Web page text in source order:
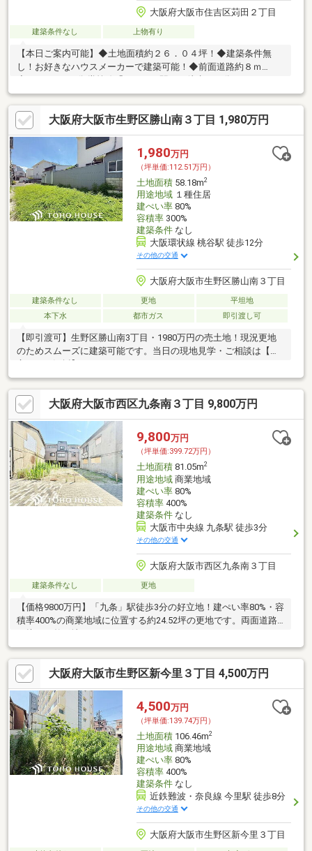
大阪府大阪市住吉区苅田２丁目
建築条件なし 上物有り
【本日ご案内可能】◆土地面積約２６．０４坪！◆建築条件無
し！お好きなハウスメーカーで建築可能！◆前面道路約８ｍ
大阪府大阪市生野区勝山南３丁目 1,980万円
1,980万円
（坪単価:112.51万円）
土地面積58.18m2
用途地域１種住居
建ぺい率80%
容積率300%
建築条件なし
大阪環状線 桃谷駅 徒歩12分
その他の交通
大阪府大阪市生野区勝山南３丁目
建築条件なし 更地
平坦地
本下水
都市ガス 即引渡し可
【即引渡可】生野区勝山南3丁目・1980万円の売土地！現況更地
のためスムーズに建築可能です。当日の現地見学・ご相談は【東
大阪府大阪市西区九条南３丁目 9,800万円
9,800万円
（坪単価:399.72万円）
土地面積81.05m2
用途地域商業地域
建ぺい率80%
容積率400%
建築条件なし
大阪市中央線 九条駅 徒歩3分
その他の交通
大阪府大阪市西区九条南３丁目
建築条件なし 更地
【価格9800万円】「九条」駅徒歩3分の好立地！建ぺい率80%・容
積率400%の商業地域に位置する約24.52坪の更地です。両面道路
に接する整形地です。
大阪府大阪市生野区新今里３丁目 4,500万円
4,500万円
（坪単価:139.74万円）
土地面積106.46m2
用途地域商業地域
建ぺい率80%
容積率400%
建築条件なし
近鉄難波・奈良線 今里駅 徒歩8分
その他の交通
大阪府大阪市生野区新今里３丁目